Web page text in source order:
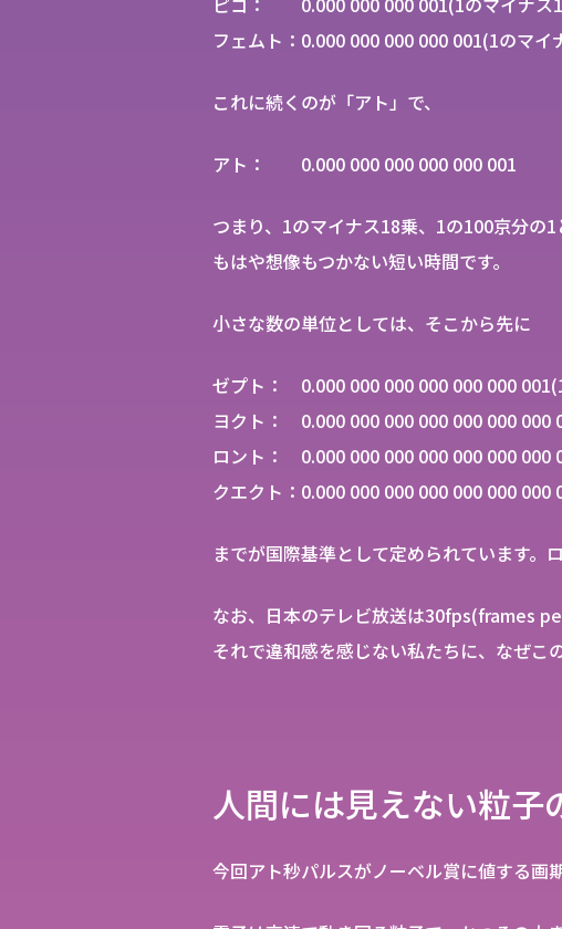
フェムト：0.000 000 000 000 001(1のマイ
これに続くのが「アト」で、
アト： 0.000 000 000 000 000 001
つまり、1のマイナス18乗、1の100京分の
もはや想像もつかない短い時間です。
小さな数の単位としては、そこから先に
ゼプト： 0.000 000 000 000 000 000
ヨクト： 0.000 000 000 000 000 000 000
ロント： 0.000 000 000 000 000 000 000
クエクト：0.000 000 000 000 000 000
までが国際基準として定められています。
なお、日本のテレビ放送は30fps(frames
それで違和感を感じない私たちに、なぜこ
人間には見えない粒子
今回アト秒パルスがノーベル賞に値する画